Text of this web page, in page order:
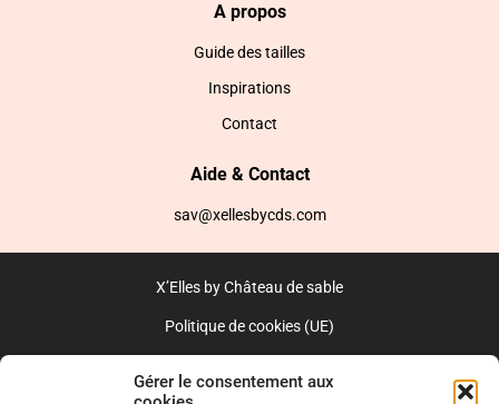
Gérer le consentement aux
A propos
Guide des tailles
Inspirations
Contact
Aide & Contact
sav@xellesbycds.com
X’Elles by Château de sable
Politique de cookies (UE)